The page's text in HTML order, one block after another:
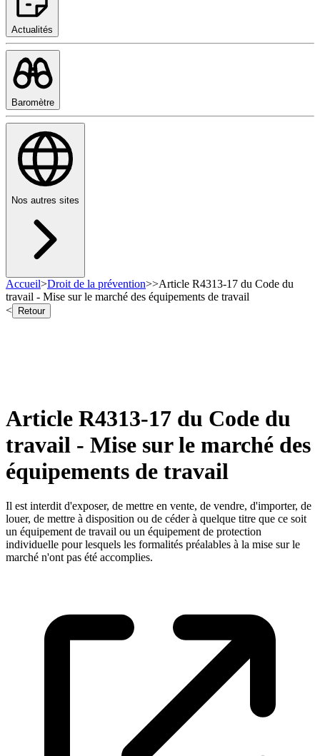
Actualités
Baromètre
Nos autres sites
Accueil>Droit de la prévention>>Article R4313-17 du Code du
travail - Mise sur le marché des équipements de travail
<
Retour
Article R4313-17 du Code du
travail - Mise sur le marché des
équipements de travail
Il est interdit d'exposer, de mettre en vente, de vendre, d'importer, de
louer, de mettre à disposition ou de céder à quelque titre que ce soit
un équipement de travail ou un équipement de protection
individuelle pour lesquels les formalités préalables à la mise sur le
marché n'ont pas été accomplies.